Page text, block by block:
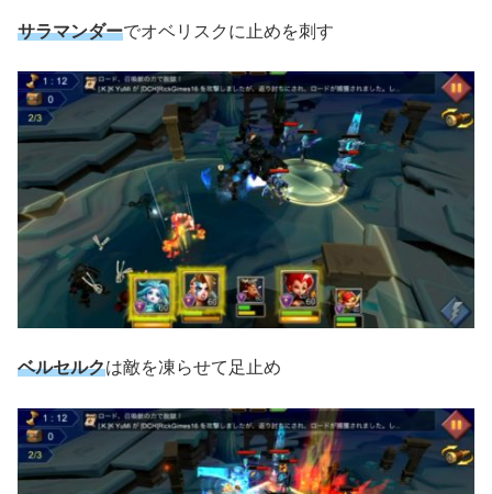
サラマンダーでオベリスクに止めを刺す
ベルセルクは敵を凍らせて足止め